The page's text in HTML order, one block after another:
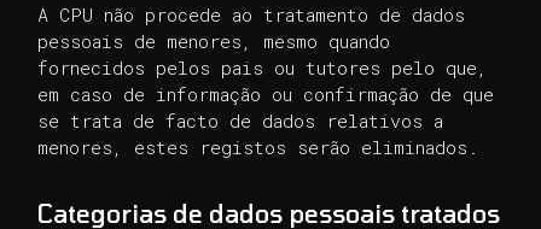
A CPU não procede ao tratamento de dados
pessoais de menores, mesmo quando
fornecidos pelos pais ou tutores pelo que,
em caso de informação ou confirmação de que
se trata de facto de dados relativos a
menores, estes registos serão eliminados.
Categorias de dados pessoais tratados